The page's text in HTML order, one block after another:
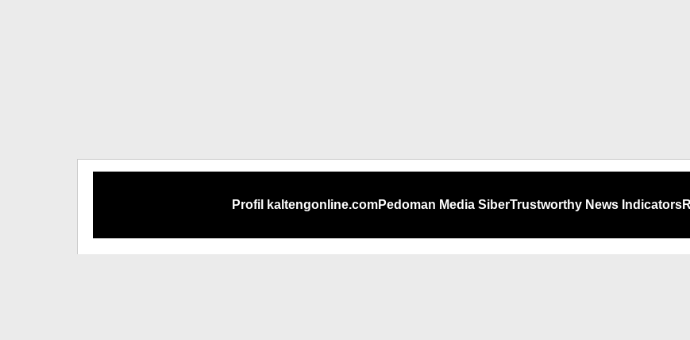
Profil kaltengonline.comPedoman Media SiberTrustworthy News Indicators